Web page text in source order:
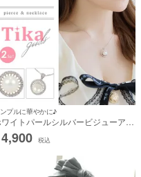
プルに華やかに♪
ワイトパールシルバービジューアク
サリー2点セット [ネックレス＋ピ
]
4,900 税込